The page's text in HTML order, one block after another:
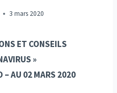
3 mars 2020
ET CONSEILS
»
– AU 02 MARS 2020